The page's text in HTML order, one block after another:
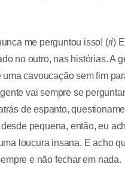
me perguntou isso! (ri)
no outro, nas histórias. A
cavoucação sem fim
vai sempre se
de espanto,
pequena, então, eu
loucura insana. E acho
e não fechar em nada.